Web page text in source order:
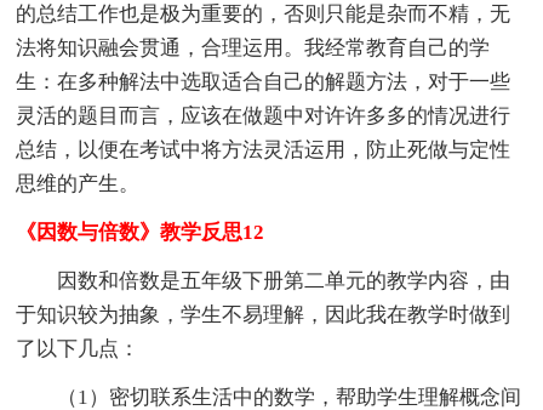
的总结工作也是极为重要的，否则只能是杂而不精，无
法将知识融会贯通，合理运用。我经常教育自己的学
生：在多种解法中选取适合自己的解题方法，对于一些
灵活的题目而言，应该在做题中对许许多多的情况进行
总结，以便在考试中将方法灵活运用，防止死做与定性
思维的产生。
《因数与倍数》教学反思12
因数和倍数是五年级下册第二单元的教学内容，由
于知识较为抽象，学生不易理解，因此我在教学时做到
了以下几点：
（1）密切联系生活中的数学，帮助学生理解概念间